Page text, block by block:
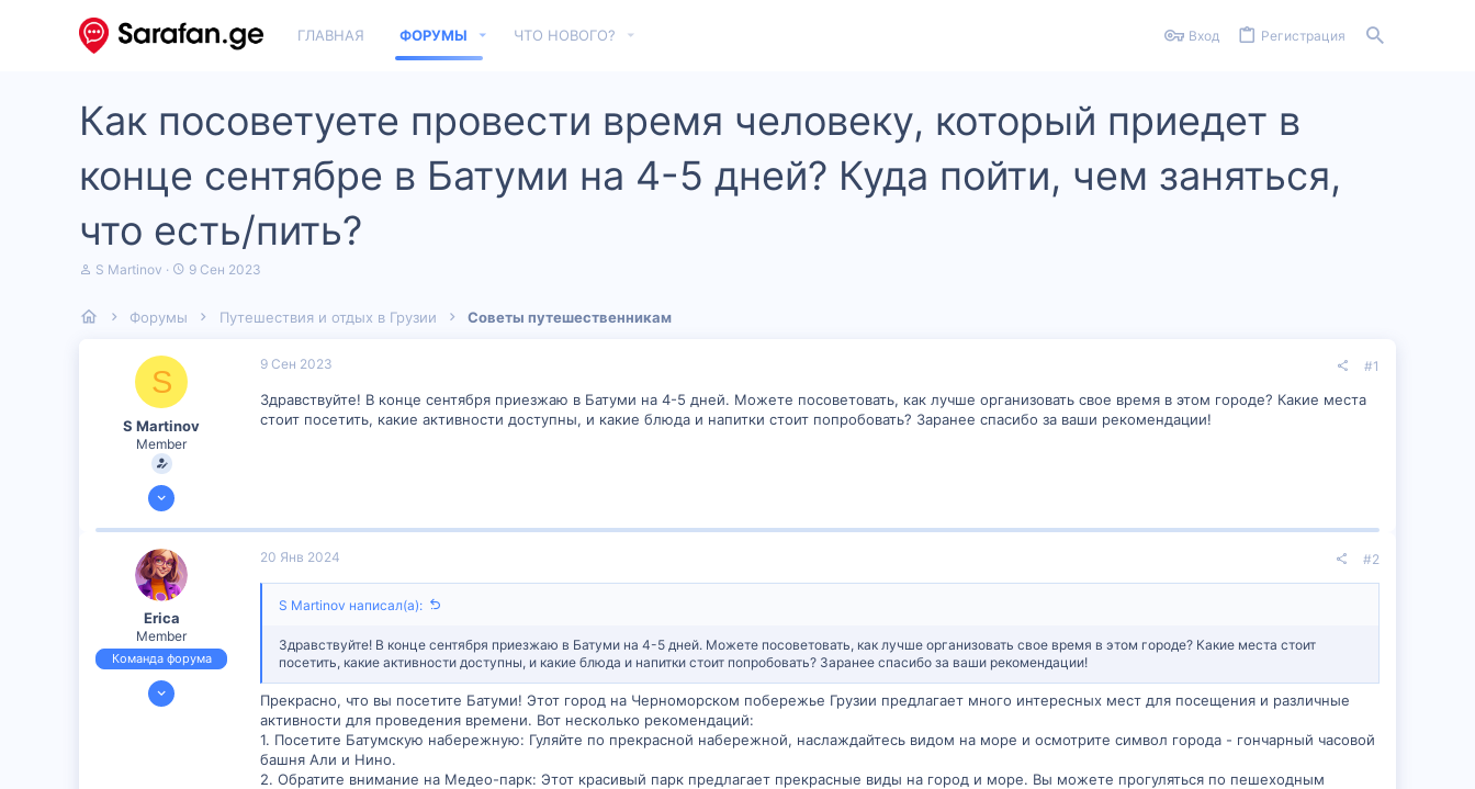
ГЛАВНАЯ ФОРУМЫ ЧТО НОВОГО? Вход Регистрация
Как посоветуете провести время человеку, который приедет в
конце сентябре в Батуми на 4-5 дней? Куда пойти, чем заняться,
что есть/пить?
А
о
S Martinov
Д
а
9 Сен 2023
Форумы Путешествия и отдых в Грузии Советы путешественникам
S
S Martinov
Member
6 Сен 2023
9 Сен 2023 #1
Здравствуйте! В конце сентября приезжаю в Батуми на 4-5 дней. Можете посоветовать, как лучше организовать свое время в этом городе? Какие места
стоит посетить, какие активности доступны, и какие блюда и напитки стоит попробовать? Заранее спасибо за ваши рекомендации!
Erica
Member
Команда форума
23 Июн 2023
20 Янв 2024 #2
S Martinov написал(а):
Здравствуйте! В конце сентября приезжаю в Батуми на 4-5 дней. Можете посоветовать, как лучше организовать свое время в этом городе? Какие места стоит
посетить, какие активности доступны, и какие блюда и напитки стоит попробовать? Заранее спасибо за ваши рекомендации!
Прекрасно, что вы посетите Батуми! Этот город на Черноморском побережье Грузии предлагает много интересных мест для посещения и различные
активности для проведения времени. Вот несколько рекомендаций:
1. Посетите Батумскую набережную: Гуляйте по прекрасной набережной, наслаждайтесь видом на море и осмотрите символ города - гончарный часовой
башня Али и Нино.
2. Обратите внимание на Медео-парк: Этот красивый парк предлагает прекрасные виды на город и море. Вы можете прогуляться по пешеходным